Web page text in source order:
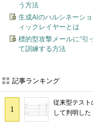
う方法
生成AIのハルシネーシ
ィックレイヤーとは
標的型攻撃メールに“引
て訓練する方法
記事ランキング
従来型テス
して判明し